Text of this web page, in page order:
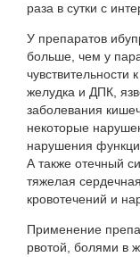
раза в сутки с
У препаратов
больше, чем у
чувствительности
желудка и ДПК,
заболевания
некоторые
нарушения
А также отечный
тяжелая
кровотечений и
Применение
рвотой, болями в